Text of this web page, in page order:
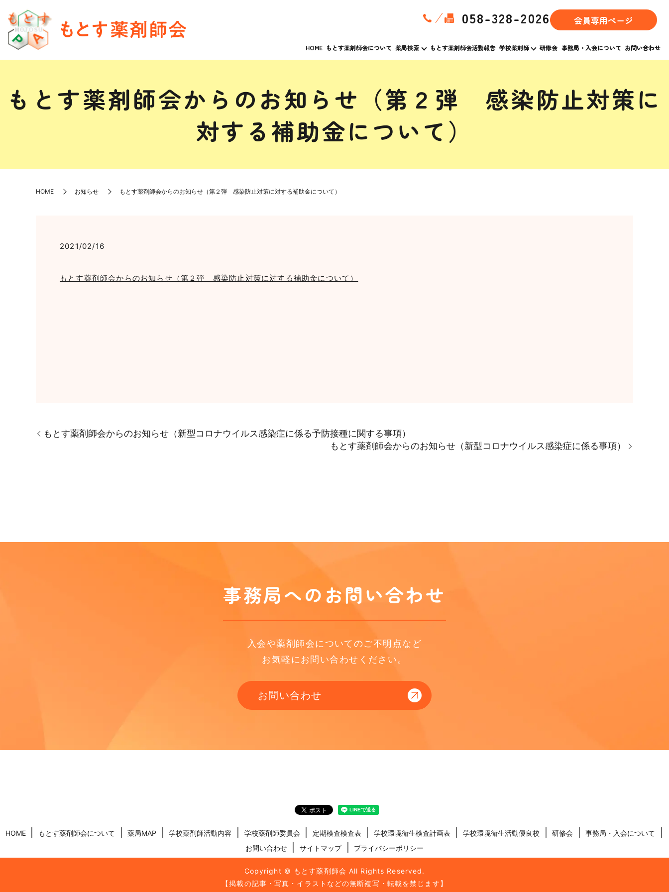
HOME もとす薬剤師会について 薬局検索 もとす薬剤師会活動報告 学校薬剤師 研修会 事務局・入会について お問い合わせ
058-328-2026 会員専用ページ
もとす薬剤師会からのお知らせ（第２弾 感染防止対策に
対する補助金について）
HOME お知らせ もとす薬剤師会からのお知らせ（第２弾 感染防止対策に対する補助金について）
2021/02/16
もとす薬剤師会からのお知らせ（第２弾 感染防止対策に対する補助金について）
もとす薬剤師会からのお知らせ（新型コロナウイルス感染症に係る予防接種に関する事項）
もとす薬剤師会からのお知らせ（新型コロナウイルス感染症に係る事項）
事務局へのお問い合わせ
入会や薬剤師会についてのご不明点など
お気軽にお問い合わせください。
お問い合わせ
HOME もとす薬剤師会について 薬局MAP 学校薬剤師活動内容 学校薬剤師委員会 定期検査検査表 学校環境衛生検査計画表 学校環境衛生活動優良校 研修会
事務局・入会について
お問い合わせ
サイトマップ プライバシーポリシー
Copyright © もとす薬剤師会 All Rights Reserved.
【掲載の記事・写真・イラストなどの無断複写・転載を禁じます】